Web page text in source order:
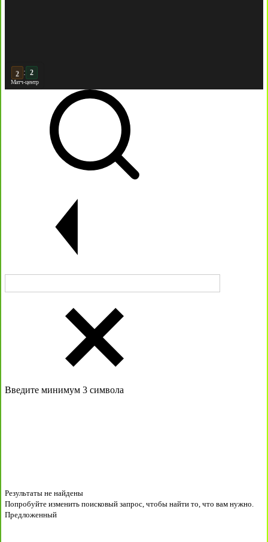
3 : 2
Матч-центр
Введите минимум 3 символа
Результаты не найдены
Попробуйте изменить поисковый запрос, чтобы найти то, что вам нужно.
Предложенный